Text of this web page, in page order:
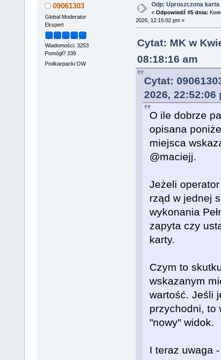
09061303
Global Moderator
Ekspert
Wiadomości: 3253
Pomógł? 339
Podkarpacki OW
Odp: Uproszczona karta
« Odpowiedź #5 dnia:
2026, 12:15:02 pm »
Cytat: MK w
08:18:16 am
Cytat:
2026, 22:52:06
O ile dobrze
opisana
miejsca
@maciejj.
Jeżeli
rząd w jednej
wykonania
zapyta czy
karty.
Czym to
wskazanym
wartość. Jeśli
przychodni, to
"nowy" widok.
I teraz uwaga